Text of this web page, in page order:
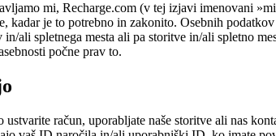
mi, Recharge.com (v tej izjavi imenovani
kadar je to potrebno in zakonito. Osebnih
ali spletnega mesta ali pa storitve in/ali spletno
počne prav to.
račun, uporabljate naše storitve ali nas